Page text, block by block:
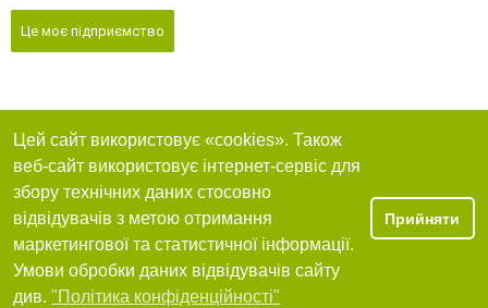
Це моє підприємство
Цей сайт використовує «cookies». Також
веб-сайт використовує інтернет-сервіс для
збору технічних даних стосовно
відвідувачів з метою отримання
маркетингової та статистичної інформації.
Умови обробки даних відвідувачів сайту
див. "Політика конфіденційності"
Прийняти